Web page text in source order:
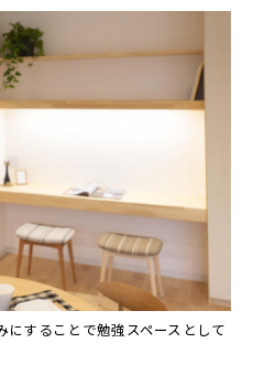
することで勉強スペースとして